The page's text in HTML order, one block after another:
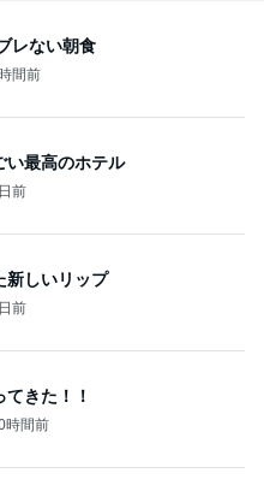
レない朝食
間前
い最高のホテル
前
新しいリップ
前
きた！！
時間前